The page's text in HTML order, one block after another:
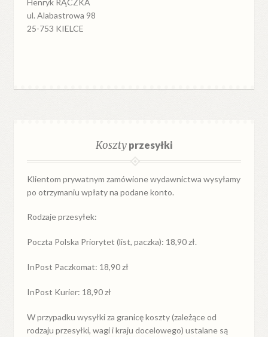
ul. Alabastrowa 98
25-753 KIELCE
Kosztyprzesyłki
Klientom prywatnym zamówione wydawnictwa wysyłamy
po otrzymaniu wpłaty na podane konto.
Rodzaje przesyłek:
Poczta Polska Priorytet (list, paczka): 18,90 zł.
InPost Paczkomat: 18,90 zł
InPost Kurier: 18,90 zł
W przypadkuwysyłkiza granicękoszty (zależące od
rodzaju przesyłki, wagi i kraju docelowego) ustalane są